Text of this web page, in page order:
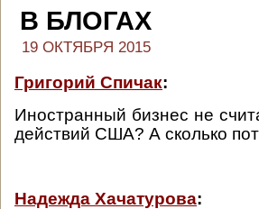
В БЛОГАХ
19 ОКТЯБРЯ 2015
Григорий Спичак:
Иностранный бизнес не
действий США? А сколько
Надежда Хачатурова: